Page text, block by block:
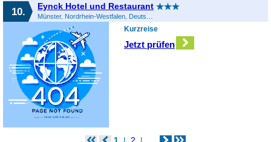
10. Eynck Hotel und Restaurant
Kurzreise
Jetzt prüfen